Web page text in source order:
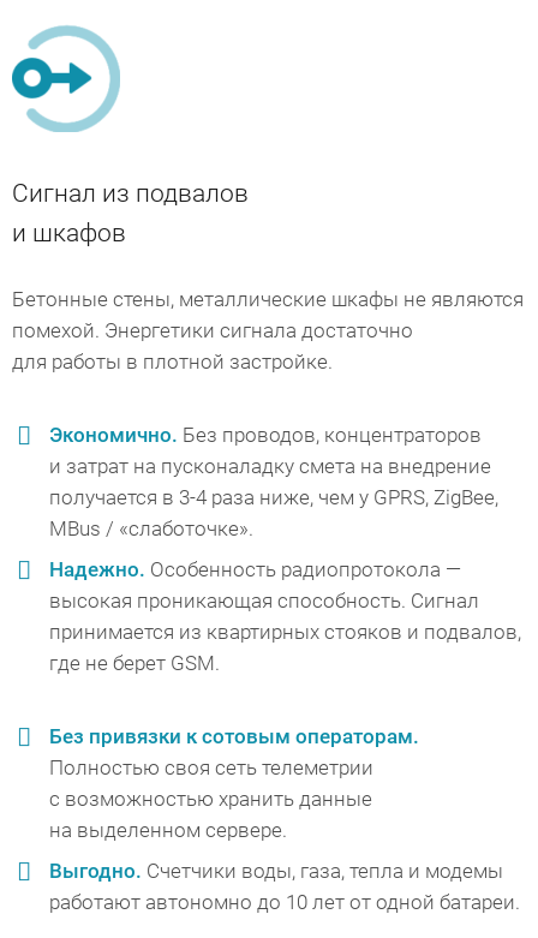
Сигнал из подвалов
и шкафов
Бетонные стены, металлические шкафы не являются
помехой. Энергетики сигнала достаточно
для работы в плотной застройке.
Экономично. Без проводов, концентраторов
и затрат на пусконаладку смета на внедрение
получается в 3-4 раза ниже, чем у GPRS, ZigBee,
MBus / «слаботочке».
Надежно. Особенность радиопротокола —
высокая проникающая способность. Сигнал
принимается из квартирных стояков и подвалов,
где не берет GSM.
Без привязки к сотовым операторам.
Полностью своя сеть телеметрии
с возможностью хранить данные
на выделенном сервере.
Выгодно. Счетчики воды, газа, тепла и модемы
работают автономно до 10 лет от одной батареи.